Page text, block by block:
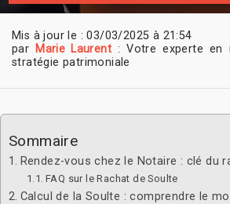
Mis à jour le : 03/03/2025 à 21:54
par
Marie Laurent: Votre experte en
stratégie patrimoniale
Sommaire
Rendez-vous chez le Notaire : clé du
FAQ sur le Rachat de Soulte
Calcul de la Soulte : comprendre le